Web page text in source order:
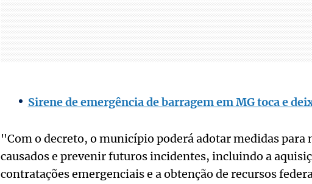
Sirene de emergência de barragem em MG toca e
"Com o decreto, o município poderá adotar medidas
causados e prevenir futuros incidentes, incluindo a
contratações emergenciais e a obtenção de recursos